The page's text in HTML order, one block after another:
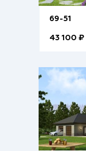
69-51
43 100 ₽